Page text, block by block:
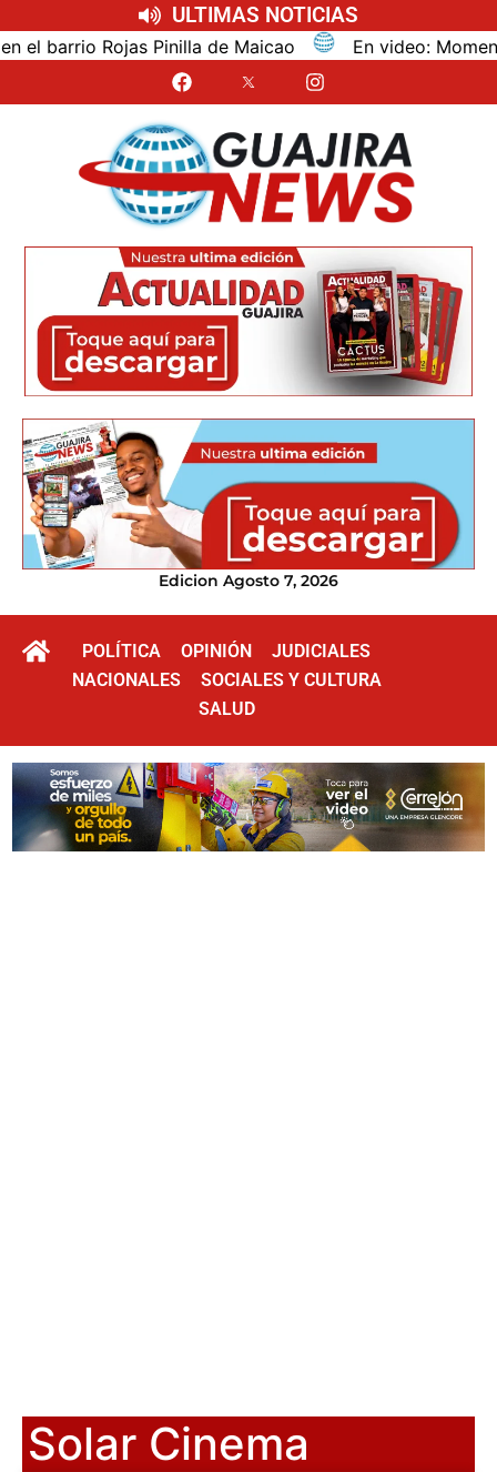
ULTIMAS NOTICIAS
Rojas Pinilla de Maicao En video: Momentos
Edicion Agosto 7, 2026
POLÍTICA OPINIÓN
JUDICIALES
NACIONALES
SOCIALES Y CULTURA
SALUD
Solar Cinema